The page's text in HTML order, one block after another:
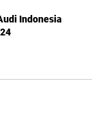
Indonesia